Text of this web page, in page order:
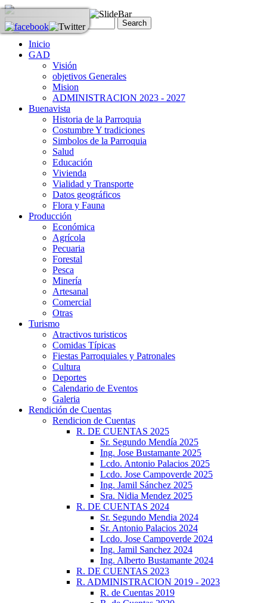
Inicio
GAD
Visión
objetivos Generales
Mision
ADMINISTRACION 2023 - 2027
Buenavista
Historia de la Parroquia
Costumbre Y tradiciones
Simbolos de la Parroquia
Salud
Educación
Vivienda
Vialidad y Transporte
Datos geográficos
Flora y Fauna
Producción
Económica
Agrícola
Pecuaria
Forestal
Pesca
Minería
Artesanal
Comercial
Otras
Turismo
Atractivos turisticos
Comidas Típicas
Fiestas Parroquiales y Patronales
Cultura
Deportes
Calendario de Eventos
Galeria
Rendición de Cuentas
Rendicion de Cuentas
R. DE CUENTAS 2025
Sr. Segundo Mendía 2025
Ing. Jose Bustamante 2025
Lcdo. Antonio Palacios 2025
Lcdo. Jose Campoverde 2025
Ing. Jamil Sánchez 2025
Sra. Nidia Mendez 2025
R. DE CUENTAS 2024
Sr. Segundo Mendia 2024
Sr. Antonio Palacios 2024
Lcdo. Jose Campoverde 2024
Ing. Jamil Sanchez 2024
Ing. Alberto Bustamante 2024
R. DE CUENTAS 2023
R. ADMINISTRACION 2019 - 2023
R. de Cuentas 2019